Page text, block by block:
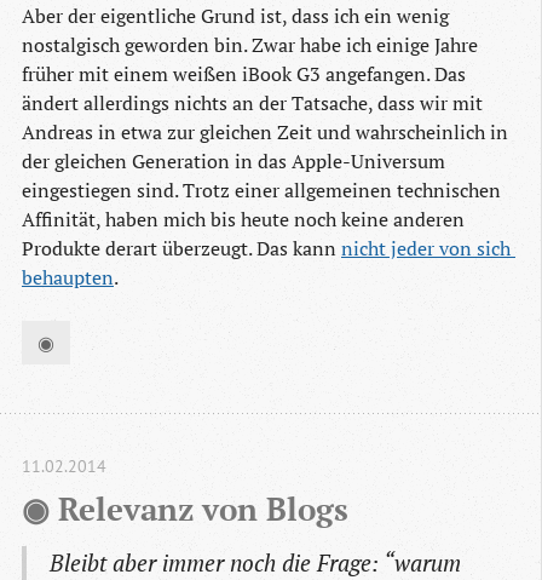
Aber der eigentliche Grund ist, dass ich ein wenig
nostalgisch geworden bin. Zwar habe ich einige Jahre
früher mit einem weißen iBook G3 angefangen. Das
ändert allerdings nichts an der Tatsache, dass wir mit
Andreas in etwa zur gleichen Zeit und wahrscheinlich in
der gleichen Generation in das Apple-Universum
eingestiegen sind. Trotz einer allgemeinen technischen
Affinität, haben mich bis heute noch keine anderen
Produkte derart überzeugt. Das kann nicht jeder von sich
behaupten.
◉
◉ Relevanz von Blogs
11.02.2014
Bleibt aber immer noch die Frage: “warum